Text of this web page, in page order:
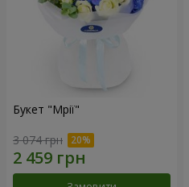
Букет "Мрії"
3 074 грн